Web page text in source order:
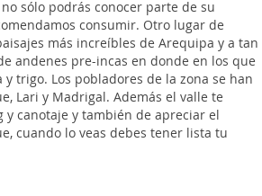
sólo podrás conocer parte de su
consumir. Otro lugar de
más increíbles de Arequipa y a tan
andenes pre-incas en donde en los que
trigo. Los pobladores de la zona se han
Lari y Madrigal. Además el valle te
canotaje y también de apreciar el
cuando lo veas debes tener lista tu